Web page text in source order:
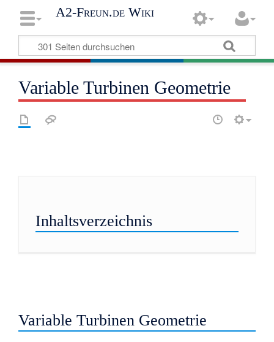
A2-Freun.de Wiki
Variable Turbinen Geometrie
Inhaltsverzeichnis
Variable Turbinen Geometrie